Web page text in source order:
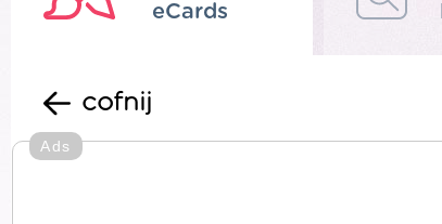
eCards
cofnij
Ads